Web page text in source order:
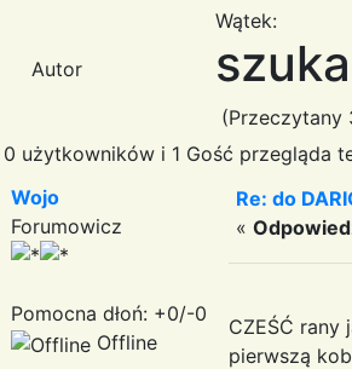
Autor
Wątek:
(Przeczytany
0 użytkowników i 1 Gość przegląda
Wojo
Forumowicz
Pomocna dłoń: +0/-0
Offline
Re: do
«
CZEŚĆ rany
pierwszą